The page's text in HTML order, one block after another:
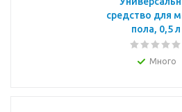
средство для
пола, 0,5 л
Много